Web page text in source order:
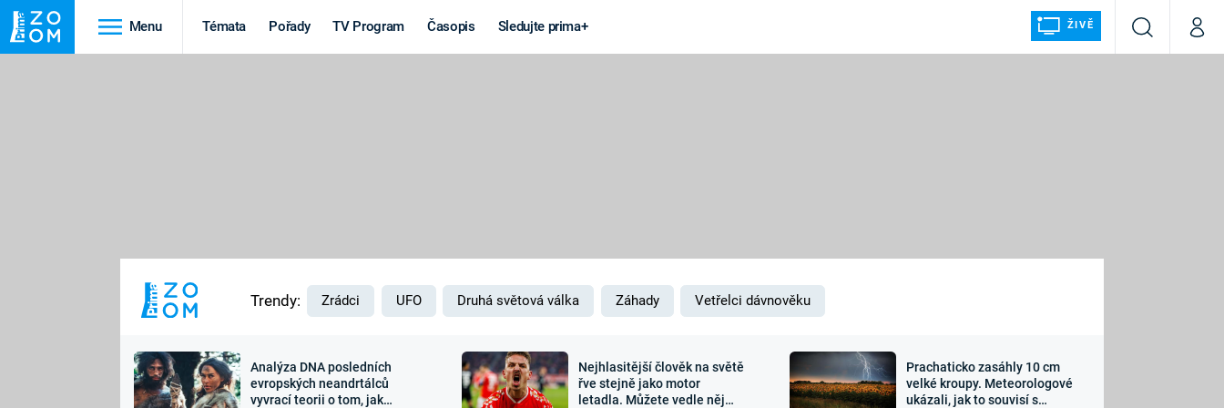
Menu Témata Pořady TV Program Časopis Sledujte prima+ ŽIVĚ
VyhledáváníMůj
MARS
Výročí
Záhady a
Zajímavosti Sledujte nás
Trendy: Zrádci UFO Druhá světová válka Záhady Vetřelci dávnověku
Analýza DNA posledních
evropských neandrtálců
vyvrací teorii o tom, jak
Nejhlasitější člověk na světě
řve stejně jako motor
letadla. Můžete vedle něj
Prachaticko zasáhly 10 cm
velké kroupy. Meteorologové
ukázali, jak to souvisí s